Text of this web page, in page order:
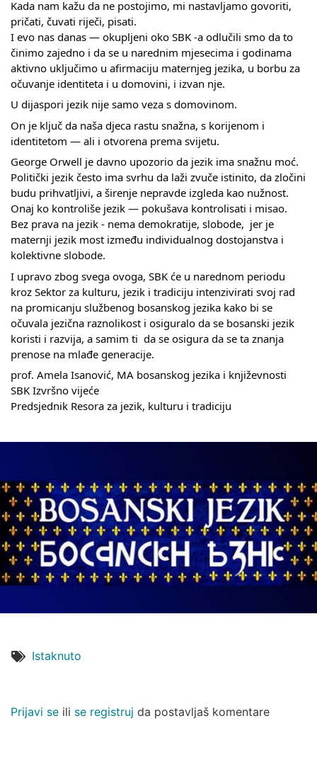
Kada nam kažu da ne postojimo, mi nastavljamo govoriti,
pričati, čuvati riječi, pisati.
I evo nas danas — okupljeni oko SBK -a odlučili smo da to
činimo zajedno i da se u narednim mjesecima i godinama
aktivno uključimo u afirmaciju maternjeg jezika, u borbu za
očuvanje identiteta i u domovini, i izvan nje.
U dijaspori jezik nije samo veza s domovinom.
On je ključ da naša djeca rastu snažna, s korijenom i
identitetom — ali i otvorena prema svijetu.
George Orwell je davno upozorio da jezik ima snažnu moć.
Politički jezik često ima svrhu da laži zvuče istinito, da zločini
budu prihvatljivi, a širenje nepravde izgleda kao nužnost.
Onaj ko kontroliše jezik — pokušava kontrolisati i misao.
Bez prava na jezik - nema demokratije, slobode,  jer je
maternji jezik most između individualnog dostojanstva i
kolektivne slobode.
I upravo zbog svega ovoga, SBK će u narednom periodu
kroz Sektor za kulturu, jezik i tradiciju intenzivirati svoj rad
na promicanju službenog bosanskog jezika kako bi se
očuvala jezična raznolikost i osiguralo da se bosanski jezik
koristi i razvija, a samim ti  da se osigura da se ta znanja
prenose na mlađe generacije.
prof. Amela Isanović, MA bosanskog jezika i književnosti
SBK Izvršno vijeće
Predsjednik Resora za jezik, kulturu i tradiciju
Istaknuto
Prijavi se ili se registruj da postavljaš komentare